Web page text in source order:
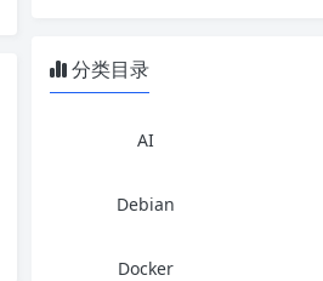
分类目录
AI
Debian
Docker